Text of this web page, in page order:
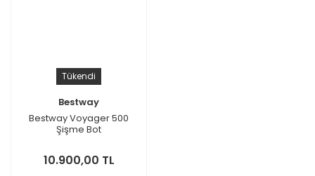
Tükendi
Bestway
Bestway Voyager 500
Şişme Bot
10.900,00 TL